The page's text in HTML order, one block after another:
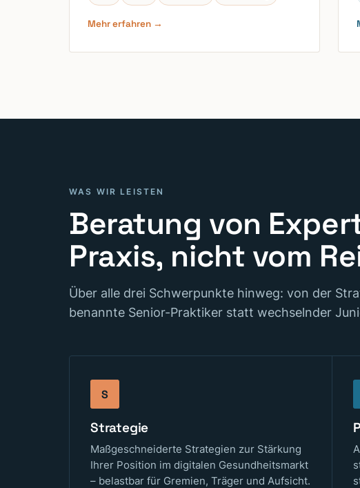
Mehr erfahren →
WAS WIR LEISTEN
Beratung von
Praxis, nicht vom
Über alle drei Schwerpunkte hinweg: von der
benannte Senior-Praktiker statt wechselnder
S
Strategie
Maßgeschneiderte Strategien zur Stärkung
Ihrer Position im digitalen Gesundheitsmarkt
– belastbar für Gremien, Träger und Aufsicht.